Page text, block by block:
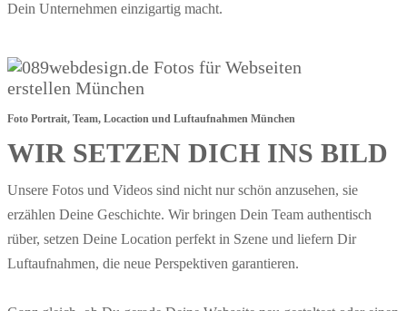
Dein Unternehmen einzigartig macht.
Foto Portrait, Team, Locaction und Luftaufnahmen München
WIR SETZEN DICH INS BILD
Unsere Fotos und Videos sind nicht nur schön anzusehen, sie
erzählen Deine Geschichte. Wir bringen Dein Team authentisch
rüber, setzen Deine Location perfekt in Szene und liefern Dir
Luftaufnahmen, die neue Perspektiven garantieren.